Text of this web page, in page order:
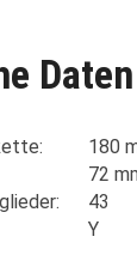
Daten
180
72
43
Y